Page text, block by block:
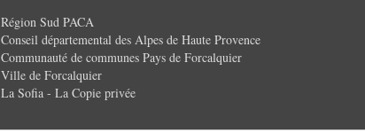
Région Sud PACA
Conseil départemental des Alpes de Haute Provence
Communauté de communes Pays de Forcalquier
Ville de Forcalquier
La Sofia - La Copie privée